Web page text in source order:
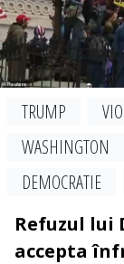
TRUMP
WASHINGTON
DEMOCRATIE
Refuzul lui
accepta